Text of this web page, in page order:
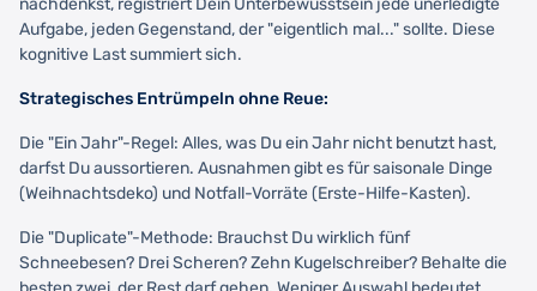
nachdenkst, registriert Dein Unterbewusstsein jede unerledigte
Aufgabe, jeden Gegenstand, der "eigentlich mal..." sollte. Diese
kognitive Last summiert sich.
Strategisches Entrümpeln ohne Reue:
Die "Ein Jahr"-Regel: Alles, was Du ein Jahr nicht benutzt hast,
darfst Du aussortieren. Ausnahmen gibt es für saisonale Dinge
(Weihnachtsdeko) und Notfall-Vorräte (Erste-Hilfe-Kasten).
Die "Duplicate"-Methode: Brauchst Du wirklich fünf
Schneebesen? Drei Scheren? Zehn Kugelschreiber? Behalte die